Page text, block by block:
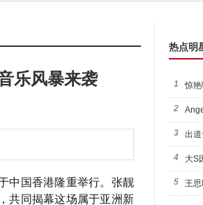
乐风暴来袭
中国香港隆重举行。张靓
共同揭幕这场属于亚洲新
热点明
1 惊
袭
2
日
3 出
元
4 大S
5 王